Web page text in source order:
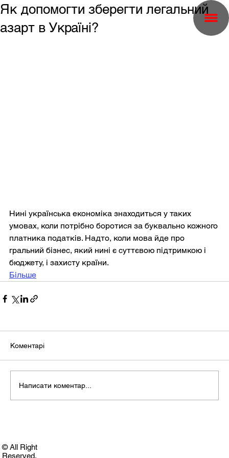
Як допомогти зберегти легальний
азарт в Україні?
Нині українська економіка знаходиться у таких
умовах, коли потрібно боротися за буквально кожного
платника податків. Надто, коли мова йде про
гральний бізнес, який нині є суттєвою підтримкою і
бюджету, і захисту країни.
Більше
Коментарі
Написати коментар...
© All Right
Reserved.